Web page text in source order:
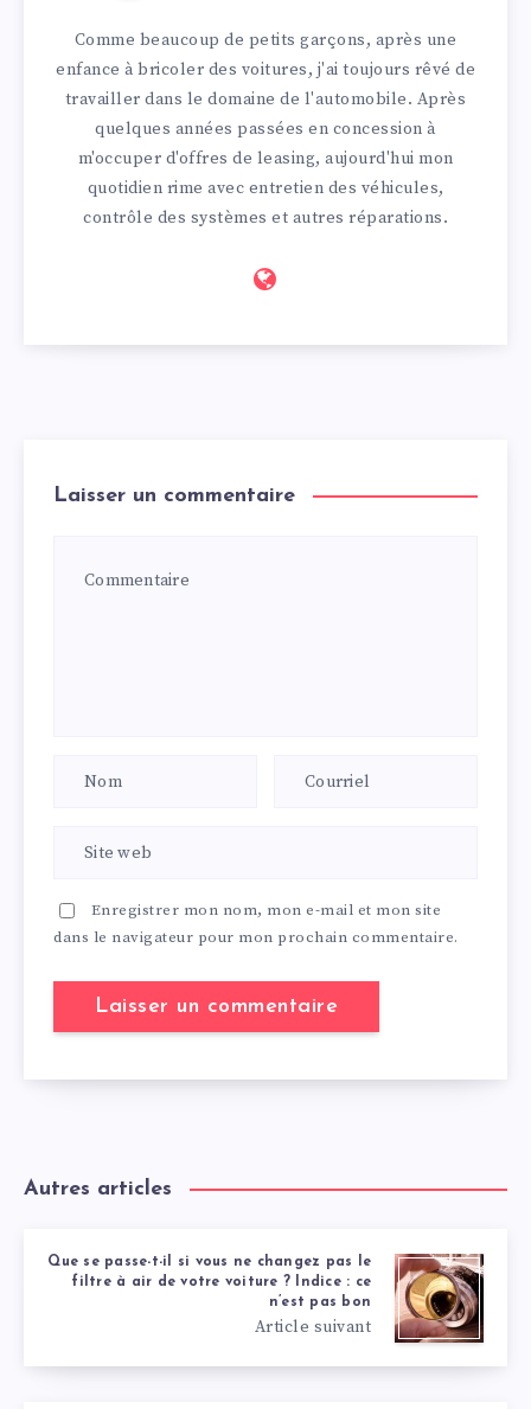
Comme beaucoup de petits garçons, après une
enfance à bricoler des voitures, j'ai toujours rêvé de
travailler dans le domaine de l'automobile. Après
quelques années passées en concession à
m'occuper d'offres de leasing, aujourd'hui mon
quotidien rime avec entretien des véhicules,
contrôle des systèmes et autres réparations.
Laisser un commentaire
Enregistrer mon nom, mon e-mail et mon site
dans le navigateur pour mon prochain commentaire.
Autres articles
Que se passe-t-il si vous ne changez pas le
filtre à air de votre voiture ? Indice : ce
n’est pas bon
Article suivant